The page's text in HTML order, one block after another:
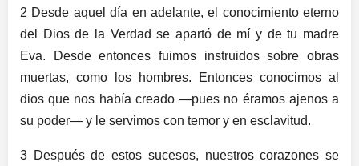
2 Desde aquel día en adelante, el conocimiento eterno
del Dios de la Verdad se apartó de mí y de tu madre
Eva. Desde entonces fuimos instruidos sobre obras
muertas, como los hombres. Entonces conocimos al
dios que nos había creado —pues no éramos ajenos a
su poder— y le servimos con temor y en esclavitud.
3 Después de estos sucesos, nuestros corazones se